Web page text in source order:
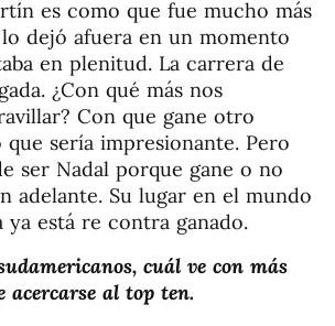
es como que fue mucho más
dejó afuera en un momento
en plenitud. La carrera de
¿Con qué más nos
Con que gane otro
que sería impresionante. Pero
ser Nadal porque gane o no
adelante. Su lugar en el mundo
está re contra ganado.
cuál ve con más
acercarse al top ten.